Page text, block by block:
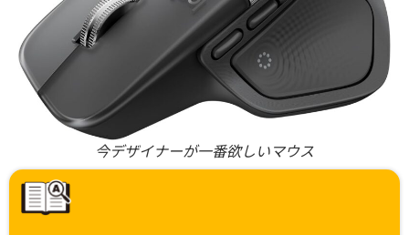
今デザイナーが一番欲しいマウス